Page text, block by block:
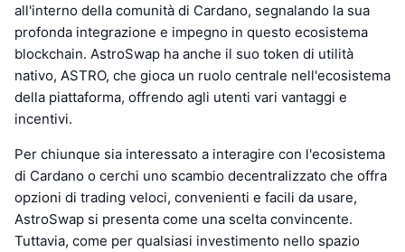
all'interno della comunità di Cardano, segnalando la sua
profonda integrazione e impegno in questo ecosistema
blockchain. AstroSwap ha anche il suo token di utilità
nativo, ASTRO, che gioca un ruolo centrale nell'ecosistema
della piattaforma, offrendo agli utenti vari vantaggi e
incentivi.
Per chiunque sia interessato a interagire con l'ecosistema
di Cardano o cerchi uno scambio decentralizzato che offra
opzioni di trading veloci, convenienti e facili da usare,
AstroSwap si presenta come una scelta convincente.
Tuttavia, come per qualsiasi investimento nello spazio